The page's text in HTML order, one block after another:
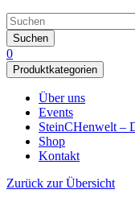
Suchen
0
Produktkategorien
Über uns
Events
SteinCHenwelt –
Shop
Kontakt
Zurück zur Übersicht